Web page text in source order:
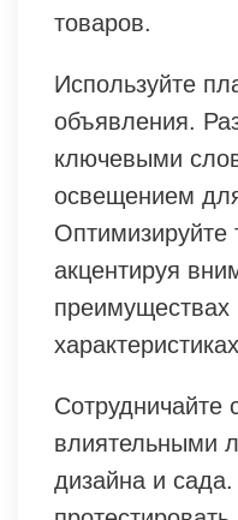
товаров.
Используйте
объявления.
ключевыми
освещением
Оптимизируйте
акцентируя
преимуществах
Сотрудничайте
влиятельными
дизайна и